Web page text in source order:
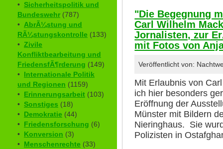
• Sicherheitspolitik und
Bundeswehr (787)
• AbrÃ¼stung und
RÃ¼stungskontrolle (133)
• Zivile
Konfliktbearbeitung und
FriedensfÃ¶rderung (149)
• Internationale Politik
und Regionen (1159)
• Erinnerungsarbeit (103)
• Sonstiges (18)
• Demokratie (44)
• Friedensforschung (6)
• Konversion (3)
• Menschenrechte (33)
"Die Begegnung
Carl Wilhelm
Jornalisten, zur
mit Fotos von
Veröffentlicht von:
Mit Erlaubnis von
ich hier besonders
Eröffnung der
Münster mit Bildern
Nieringhaus. Sie
Polizisten in